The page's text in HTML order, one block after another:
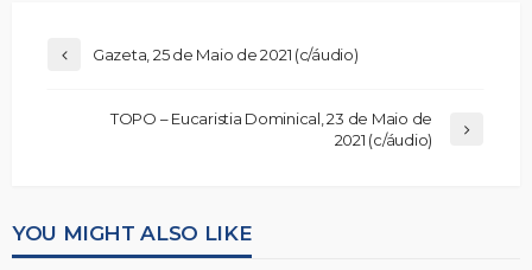
Gazeta, 25 de Maio de 2021 (c/áudio)
TOPO – Eucaristia Dominical, 23 de Maio de
2021 (c/áudio)
YOU MIGHT ALSO LIKE